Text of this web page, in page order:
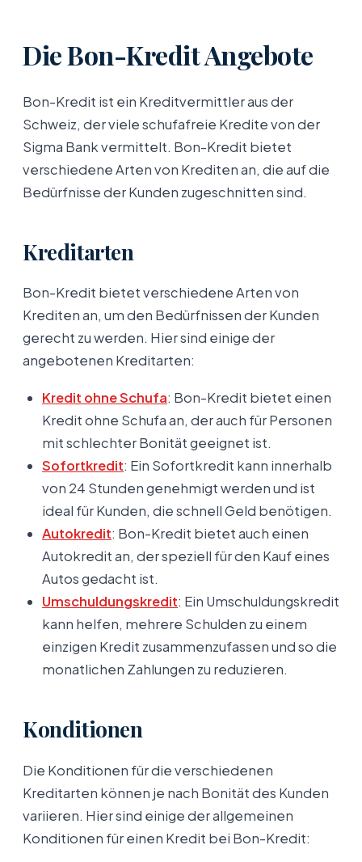
Die Bon-Kredit Angebote
Bon-Kredit ist ein Kreditvermittler aus der
Schweiz, der viele schufafreie Kredite von der
Sigma Bank vermittelt. Bon-Kredit bietet
verschiedene Arten von Krediten an, die auf die
Bedürfnisse der Kunden zugeschnitten sind.
Kreditarten
Bon-Kredit bietet verschiedene Arten von
Krediten an, um den Bedürfnissen der Kunden
gerecht zu werden. Hier sind einige der
angebotenen Kreditarten:
Kredit ohne Schufa: Bon-Kredit bietet einen
Kredit ohne Schufa an, der auch für Personen
mit schlechter Bonität geeignet ist.
Sofortkredit: Ein Sofortkredit kann innerhalb
von 24 Stunden genehmigt werden und ist
ideal für Kunden, die schnell Geld benötigen.
Autokredit: Bon-Kredit bietet auch einen
Autokredit an, der speziell für den Kauf eines
Autos gedacht ist.
Umschuldungskredit: Ein Umschuldungskredit
kann helfen, mehrere Schulden zu einem
einzigen Kredit zusammenzufassen und so die
monatlichen Zahlungen zu reduzieren.
Konditionen
Die Konditionen für die verschiedenen
Kreditarten können je nach Bonität des Kunden
variieren. Hier sind einige der allgemeinen
Konditionen für einen Kredit bei Bon-Kredit: